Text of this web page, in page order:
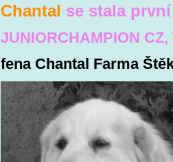
Chantal se stala první
JUNIORCHAMPION
fena Chantal Farma